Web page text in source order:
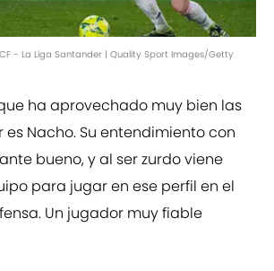
- La Liga Santander | Quality Sport Images/Getty
ha aprovechado muy bien las
Nacho. Su entendimiento con
bueno, y al ser zurdo viene
para jugar en ese perfil en el
Un jugador muy fiable